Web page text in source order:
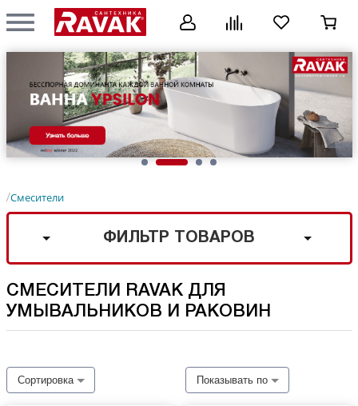
/Смесители
ФИЛЬТР ТОВАРОВ
СМЕСИТЕЛИ RAVAK ДЛЯ
УМЫВАЛЬНИКОВ И РАКОВИН
Сортировка Показывать по